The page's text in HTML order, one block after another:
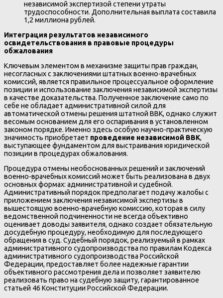
независимой экспертизой степени утраты
трудоспособности. Дополнительная выплата составила
1,2 миллиона рублей.
Интеграция результатов независимого
освидетельствования в правовые процедуры
обжалования
Ключевым элементом в механизме защиты прав граждан,
несогласных с заключениями штатных военно-врачебных
комиссий, является правильное процессуальное оформление
позиции и использование заключения независимой экспертизы
в качестве доказательства. Полученное заключение само по
себе не обладает административной силой для
автоматической отмены решения штатной ВВК, однако служит
весомым основанием для его оспаривания в установленном
законом порядке. Именно здесь особую научно-практическую
значимость приобретает проведение независимой ВВК,
выступающее фундаментом для выстраивания юридической
позиции в процедурах обжалования.
Процедура отмены необоснованных решений и заключений
военно-врачебных комиссий может быть реализована в двух
основных формах: административной и судебной.
Административный порядок предполагает подачу жалобы с
приложением заключения независимой экспертизы в
вышестоящую военно-врачебную комиссию, которая в силу
ведомственной подчиненности не всегда объективно
оценивает доводы заявителя, однако создает обязательную
досудебную процедуру, необходимую для последующего
обращения в суд. Судебный порядок, реализуемый в рамках
административного судопроизводства по правилам Кодекса
административного судопроизводства Российской
Федерации, предоставляет более надежные гарантии
объективного рассмотрения дела и позволяет заявителю
реализовать право на судебную защиту, гарантированное
статьей 46 Конституции Российской Федерации.